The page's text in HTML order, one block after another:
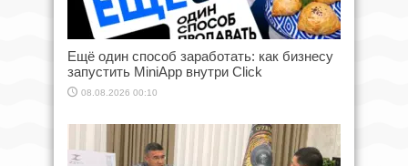
Ещё один способ заработать: как бизнесу
запустить MiniApp внутри Click
08.08.2026 00:10